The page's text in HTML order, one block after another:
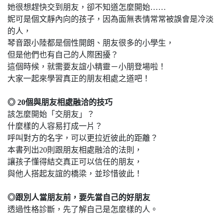
她很想趕快交到朋友，卻不知道怎麼開始……
妮可是個文靜內向的孩子，因為面無表情常常被誤會是冷淡
的人，
琴音跟小陸都是個性開朗、朋友很多的小學生，
但是他們也有自己的人際困擾？
這個時候，就需要友誼小精靈－小朋登場啦！
大家一起來學習真正的朋友相處之道吧！
◎ 20個與朋友相處融洽的技巧
該怎麼開始「交朋友」？
什麼樣的人容易打成一片？
呼叫對方的名字，可以更拉近彼此的距離？
本書列出20則跟朋友相處融洽的法則，
讓孩子懂得結交真正可以信任的朋友，
與他人搭起友誼的橋梁，並珍惜彼此！
◎跟別人當朋友前，要先當自己的好朋友
透過性格診斷，先了解自己是怎麼樣的人。